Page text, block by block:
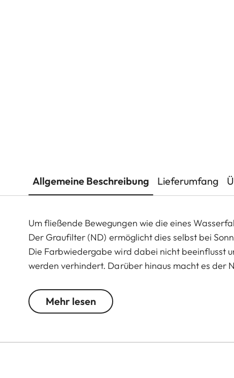
Allgemeine Beschreibung Lieferumfang
Um fließende Bewegungen wie die eines
Der Graufilter (ND) ermöglicht dies selbst bei
Die Farbwiedergabe wird dabei nicht beeinflusst
werden verhindert. Darüber hinaus macht es der
Mehr lesen